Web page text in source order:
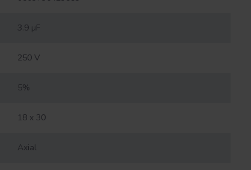
3.9 µF
250 V
5%
18 x 30
Axial